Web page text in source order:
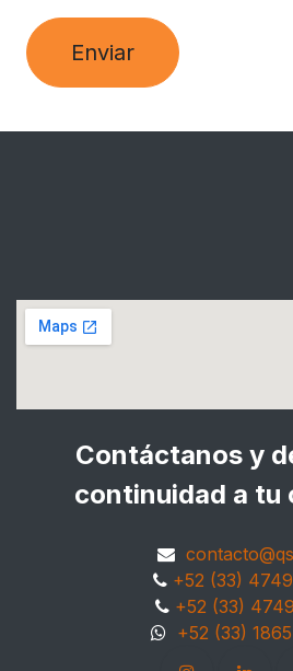
Enviar
Contáctanos y
continuidad a tu
+52 (33)
+52 (33)
+52 (33)